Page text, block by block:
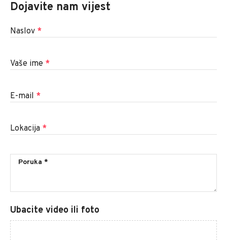
Dojavite nam vijest
Naslov *
Vaše ime *
E-mail *
Lokacija *
Ubacite video ili foto